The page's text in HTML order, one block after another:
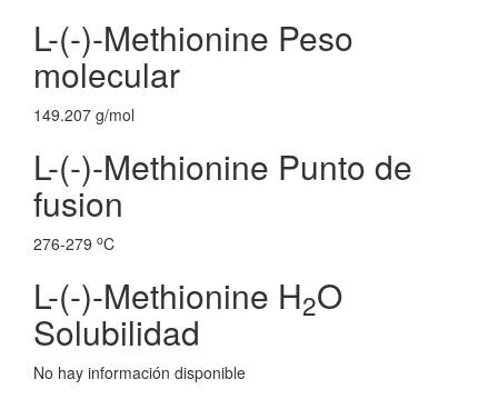
L-(-)-Methionine Peso
molecular
149.207 g/mol
L-(-)-Methionine Punto de
fusion
276-279 oC
L-(-)-Methionine H2O
Solubilidad
No hay información disponible